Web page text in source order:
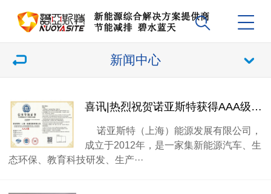
新闻中心
喜讯|热烈祝贺诺亚斯特获得AAA级企业信用等级认证
诺亚斯特（上海）能源发展有限公司，
成立于2012年，是一家集新能源汽车、生
态环保、教育科技研发、生产···